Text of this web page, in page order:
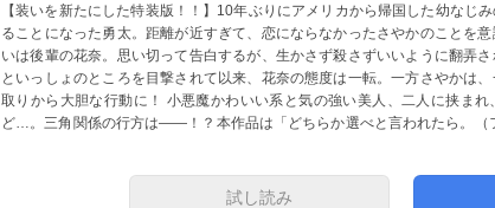
【装いを新たにした特装版！！】10年ぶりにアメリカから帰国した幼なじ
ることになった勇太。距離が近すぎて、恋にならなかったさやかのことを
いは後輩の花奈。思い切って告白するが、生かさず殺さずいいように翻弄
といっしょのところを目撃されて以来、花奈の態度は一転。一方さやかは
取りから大胆な行動に！ 小悪魔かわいい系と気の強い美人、二人に挟ま
ど…。三角関係の行方は――！？本作品は「どちらか選べと言われたら。（
試し読み